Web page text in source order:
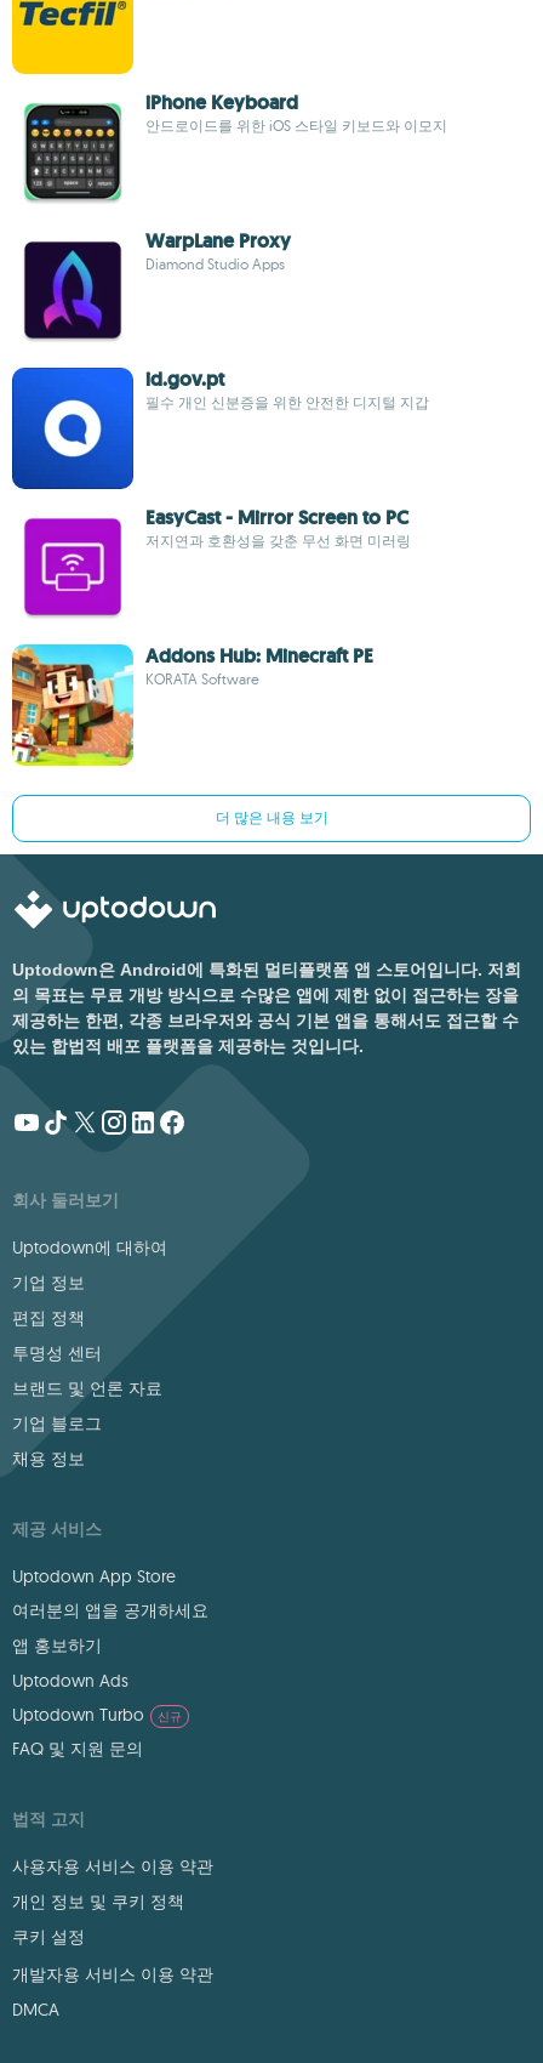
iPhone Keyboard
안드로이드를 위한 iOS 스타일 키보드와 이모지
WarpLane Proxy
Diamond Studio Apps
id.gov.pt
필수 개인 신분증을 위한 안전한 디지털 지갑
EasyCast - Mirror Screen to PC
저지연과 호환성을 갖춘 무선 화면 미러링
Addons Hub: Minecraft PE
KORATA Software
더 많은 내용 보기
Uptodown은 Android에 특화된 멀티플랫폼 앱 스토어입니다. 저희
의 목표는 무료 개방 방식으로 수많은 앱에 제한 없이 접근하는 장을
제공하는 한편, 각종 브라우저와 공식 기본 앱을 통해서도 접근할 수
있는 합법적 배포 플랫폼을 제공하는 것입니다.
회사 둘러보기
Uptodown에 대하여
기업 정보
편집 정책
투명성 센터
브랜드 및 언론 자료
기업 블로그
채용 정보
제공 서비스
Uptodown App Store
여러분의 앱을 공개하세요
앱 홍보하기
Uptodown Ads
Uptodown Turbo
신규
FAQ 및 지원 문의
법적 고지
사용자용 서비스 이용 약관
개인 정보 및 쿠키 정책
쿠키 설정
개발자용 서비스 이용 약관
DMCA